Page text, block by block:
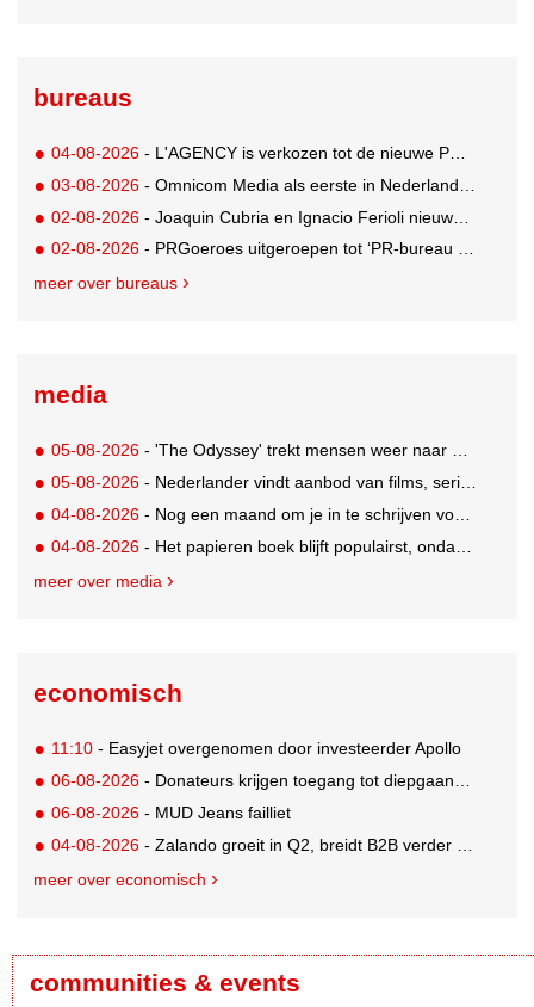
bureaus
04-08-2026 - L'AGENCY is verkozen tot de nieuwe PR-partner van KoRo
03-08-2026 - Omnicom Media als eerste in Nederland actief met advertenties in ChatGPT
02-08-2026 - Joaquin Cubria en Ignacio Ferioli nieuwe Global CCO’s GUT, Renata Neumann Global Head of Production
02-08-2026 - PRGoeroes uitgeroepen tot ‘PR-bureau van het jaar 2026’
meer over bureaus
media
05-08-2026 - 'The Odyssey' trekt mensen weer naar de bioscoop
05-08-2026 - Nederlander vindt aanbod van films, series en sport vaak versnipperd
04-08-2026 - Nog een maand om je in te schrijven voor de Mercurs 2026
04-08-2026 - Het papieren boek blijft populairst, ondanks digitale alternatieven
meer over media
economisch
11:10 - Easyjet overgenomen door investeerder Apollo
06-08-2026 - Donateurs krijgen toegang tot diepgaandere informatie over goede doelen
06-08-2026 - MUD Jeans failliet
04-08-2026 - Zalando groeit in Q2, breidt B2B verder uit en innoveert met AI
meer over economisch
communities & events